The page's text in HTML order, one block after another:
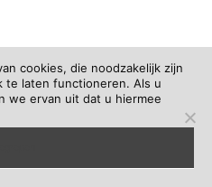
cookies, die noodzakelijk zijn
te laten functioneren. Als u
we ervan uit dat u hiermee